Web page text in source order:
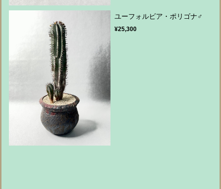
ユーフォルビア・ポリゴナ♂
¥25,300